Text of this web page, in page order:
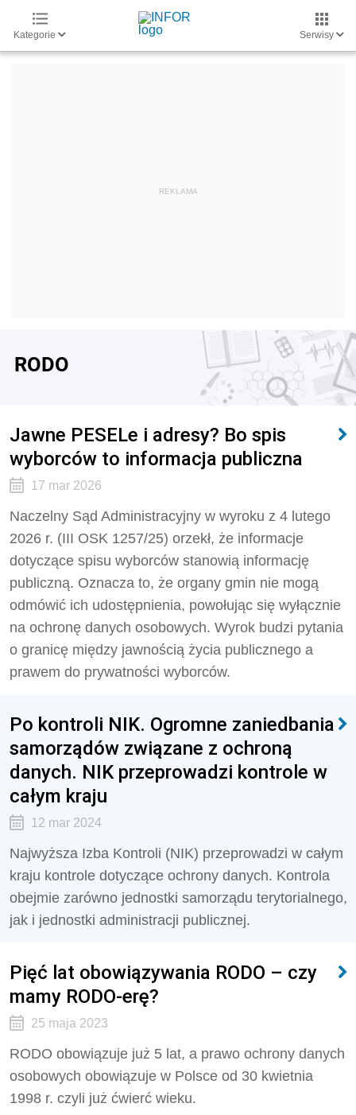
Kategorie Serwisy
RODO
Jawne PESELe i adresy? Bo spis
wyborców to informacja publiczna
17 mar 2026
Naczelny Sąd Administracyjny w wyroku z 4 lutego
2026 r. (III OSK 1257/25) orzekł, że informacje
dotyczące spisu wyborców stanowią informację
publiczną. Oznacza to, że organy gmin nie mogą
odmówić ich udostępnienia, powołując się wyłącznie
na ochronę danych osobowych. Wyrok budzi pytania
o granicę między jawnością życia publicznego a
prawem do prywatności wyborców.
Po kontroli NIK. Ogromne zaniedbania
samorządów związane z ochroną
danych. NIK przeprowadzi kontrole w
całym kraju
12 mar 2024
Najwyższa Izba Kontroli (NIK) przeprowadzi w całym
kraju kontrole dotyczące ochrony danych. Kontrola
obejmie zarówno jednostki samorządu terytorialnego,
jak i jednostki administracji publicznej.
Pięć lat obowiązywania RODO – czy
mamy RODO-erę?
25 maja 2023
RODO obowiązuje już 5 lat, a prawo ochrony danych
osobowych obowiązuje w Polsce od 30 kwietnia
1998 r. czyli już ćwierć wieku.